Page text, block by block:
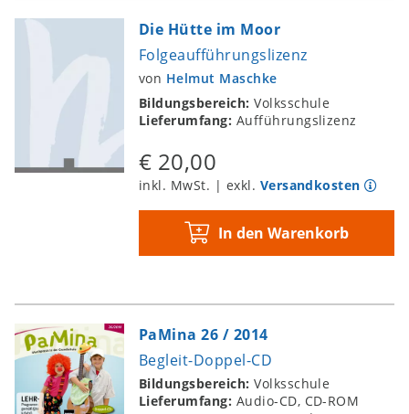
Die Hütte im Moor
Folgeaufführungslizenz
von Helmut Maschke
Bildungsbereich:Volksschule
Lieferumfang: Aufführungslizenz
€ 20,00
inkl. MwSt. | exkl. Versandkosten
In den Warenkorb
PaMina 26 / 2014
Begleit-Doppel-CD
Bildungsbereich:Volksschule
Lieferumfang: Audio-CD, CD-ROM